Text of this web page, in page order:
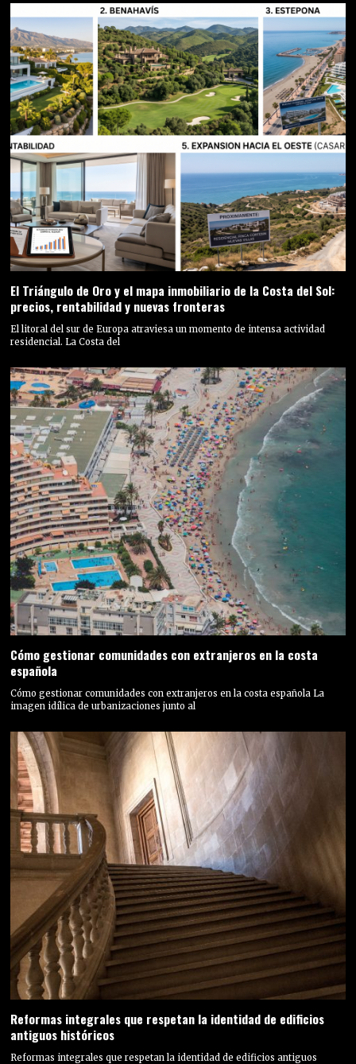
El Triángulo de Oro y el mapa inmobiliario de la Costa del Sol:
precios, rentabilidad y nuevas fronteras
El litoral del sur de Europa atraviesa un momento de intensa actividad
residencial. La Costa del
Cómo gestionar comunidades con extranjeros en la costa
española
Cómo gestionar comunidades con extranjeros en la costa española La
imagen idílica de urbanizaciones junto al
Reformas integrales que respetan la identidad de edificios
antiguos históricos
Reformas integrales que respetan la identidad de edificios antiguos